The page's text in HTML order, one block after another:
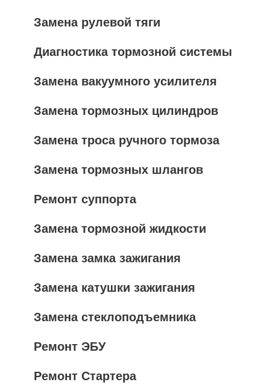
Замена рулевой тяги
Диагностика тормозной системы
Замена вакуумного усилителя
Замена тормозных цилиндров
Замена троса ручного тормоза
Замена тормозных шлангов
Ремонт суппорта
Замена тормозной жидкости
Замена замка зажигания
Замена катушки зажигания
Замена стеклоподъемника
Ремонт ЭБУ
Ремонт Стартера